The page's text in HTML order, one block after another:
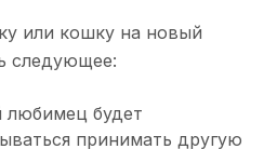
или кошку на новый
следующее:
будет
принимать другую